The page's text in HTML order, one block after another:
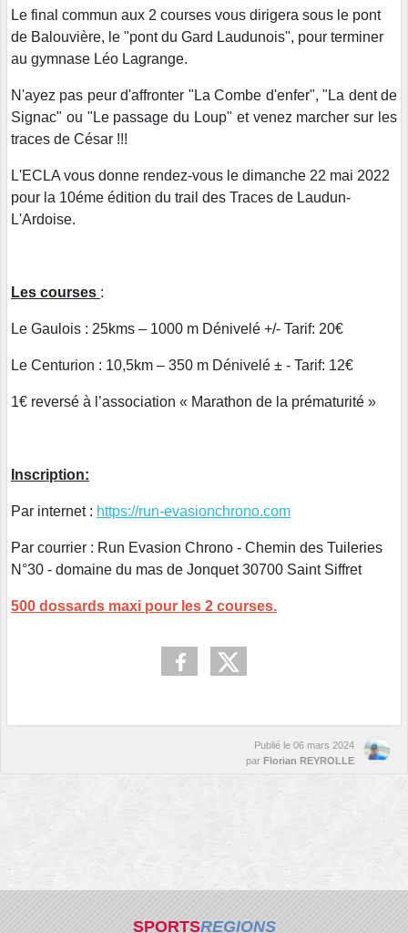
Le final commun aux 2 courses vous dirigera sous le pont
de Balouvière, le "pont du Gard Laudunois", pour terminer
au gymnase Léo Lagrange.
N'ayez pas peur d'affronter "La Combe d'enfer", "La dent de
Signac" ou "Le passage du Loup" et venez marcher sur les
traces de César !!!
L'ECLA vous donne rendez-vous le dimanche 22 mai 2022
pour la 10éme édition du trail des Traces de Laudun-
L'Ardoise.
Les courses :
Le Gaulois : 25kms – 1000 m Dénivelé +/- Tarif: 20€
Le Centurion : 10,5km – 350 m Dénivelé ± - Tarif: 12€
1€ reversé à l’association « Marathon de la prématurité »
Inscription:
Par internet : https://run-evasionchrono.com
Par courrier : Run Evasion Chrono - Chemin des Tuileries
N°30 - domaine du mas de Jonquet 30700 Saint Siffret
500 dossards maxi pour les 2 courses.
Publié le 06 mars 2024
par Florian REYROLLE
SPORTSREGIONS